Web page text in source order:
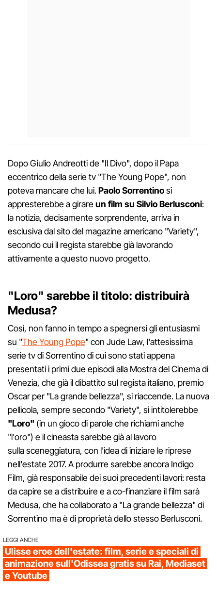
Dopo Giulio Andreotti de "Il Divo", dopo il Papa
eccentrico della serie tv "The Young Pope", non
poteva mancare che lui.Paolo Sorrentinosi
appresterebbe a girareun film su Silvio Berlusconi:
la notizia, decisamente sorprendente, arriva in
esclusiva dal sito del magazine americano "Variety",
secondo cui il regista starebbe già lavorando
attivamente a questo nuovo progetto.
"Loro" sarebbe il titolo: distribuirà
Medusa?
Così, non fanno in tempo a spegnersi gli entusiasmi
su "The Young Pope" con Jude Law, l'attesissima
serie tv di Sorrentino di cui sono stati appena
presentati i primi due episodi alla Mostra del Cinema di
Venezia, che già il dibattito sul regista italiano, premio
Oscar per "La grande bellezza", si riaccende. La nuova
pellicola, sempre secondo "Variety", si intitolerebbe
"Loro" (in un gioco di parole che richiami anche
"l'oro") e il cineasta sarebbe già al lavoro
sulla sceneggiatura, con l'idea di iniziare le riprese
nell'estate 2017. A produrre sarebbe ancora Indigo
Film, già responsabile dei suoi precedenti lavori: resta
da capire se a distribuire e a co-finanziare il film sarà
Medusa, che ha collaborato a "La grande bellezza" di
Sorrentino ma è di proprietà dello stesso Berlusconi.
LEGGI ANCHE
Ulisse eroe dell'estate: film, serie e speciali di
animazione sull'Odissea gratis su Rai, Mediaset
e Youtube